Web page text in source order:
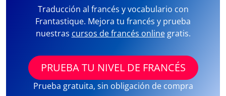
Traducción al francés y vocabulario con
Frantastique. Mejora tu francés y prueba
nuestras cursos de francés onlinegratis.
PRUEBA TU NIVEL DE FRANCÉS
Prueba gratuita, sin obligación de compra